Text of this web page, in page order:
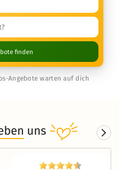
finden
Angebote warten auf dich
uns